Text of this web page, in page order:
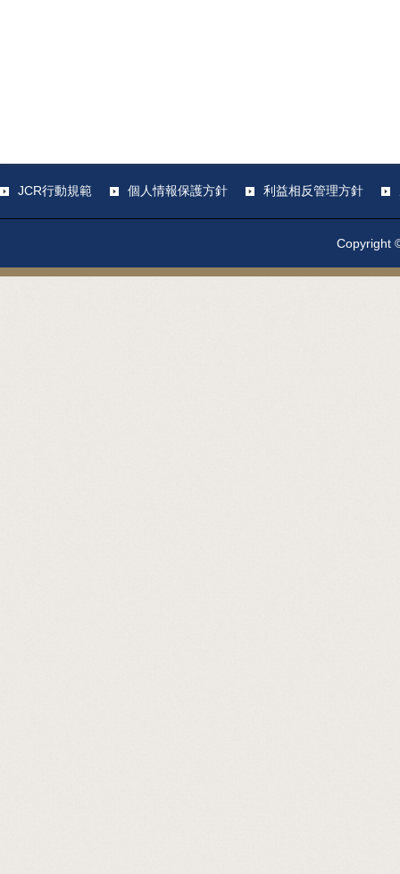
JCR行動規範 個人情報保護方針 利益相反管理方針
Copyright